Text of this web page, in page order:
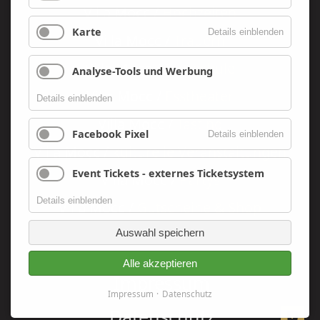
Villa Mocc /Hochzeiten
Villa Mocc /
Trauern
Villa Mocc /Tanzschule
Villa Mocc /
Villa Mocc /Tasting
Villa Mocc /kulturelle Veranstaltungen
Villa Mocc /Partys
Villa Mocc /Gutscheine & Shop
überspringen
Impressum
Karte Details einblenden
Analyse-Tools und Werbung
Details einblenden
Facebook Pixel Details einblenden
Event Tickets - externes Ticketsystem
Details einblenden
Auswahl speichern
Alle akzeptieren
Impressum Datenschutz